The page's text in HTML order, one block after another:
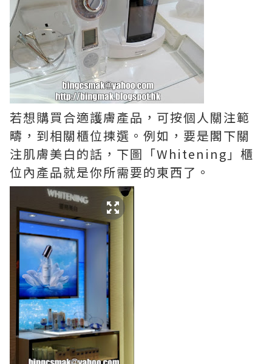
若想購買合適護膚產品，可按個人關注範
疇，到相關櫃位揀選。例如，要是閣下關
注肌膚美白的話，下圖「Whitening」櫃
位內產品就是你所需要的東西了。